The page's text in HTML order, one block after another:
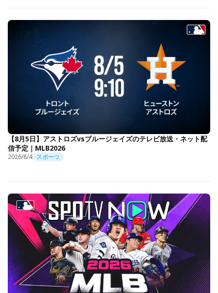
【8月5日】アストロズvsブルージェイズのテレビ放送・ネット配
信予定｜MLB2026
2026/8/4 スポーツ